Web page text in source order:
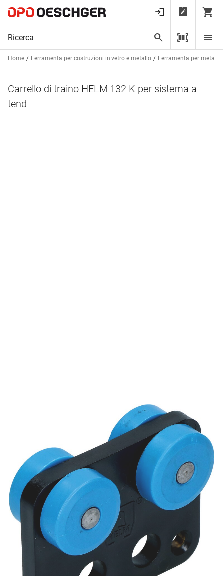
Home Ferramenta per costruzioni in vetro e metallo Ferramenta per
Carrello di traino HELM 132 K per sistema a
tend